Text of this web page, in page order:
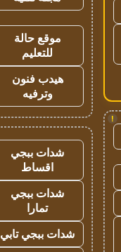
!
موقع حالة
للتعليم
هيدب فنون
وترفيه
شدات ببجي
اقساط
شدات ببجي
تمارا
شدات ببجي تابي